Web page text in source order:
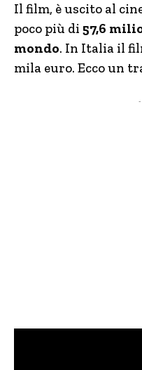
Il film, è uscito al
poco più di 57,6
mondo. In Italia il
mila euro. Ecco un
-